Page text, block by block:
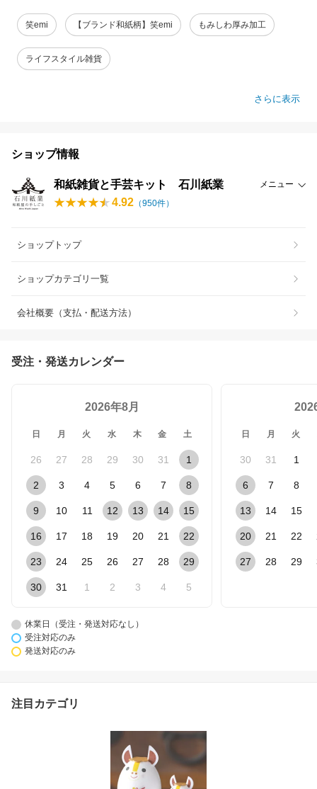
笑emi 【ブランド和紙柄】笑emi もみしわ厚み加工
ライフスタイル雑貨
さらに表示
ショップ情報
和紙雑貨と手芸キット 石川紙業 メニュー
4.92 （950件）
ショップトップ
ショップカテゴリ一覧
会社概要（支払・配送方法）
受注・発送カレンダー
2026年8月
日 月 火 水 木 金 土
26 27 28 29 30 31 1
2 3 4 5 6 7 8
9 10 11 12 13 14 15
16 17 18 19 20 21 22
23 24 25 26 27 28 29
30 31 1 2 3 4 5
日 月 火
30 31 1
6 7 8
13 14 15
20 21 22
27 28 29
休業日（受注・発送対応なし）
受注対応のみ
発送対応のみ
注目カテゴリ